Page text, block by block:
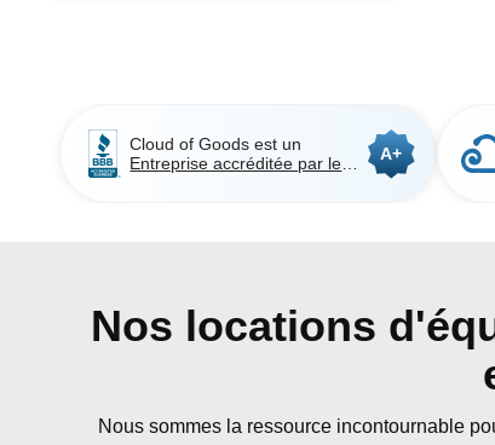
Cloud of Goods est un
Entreprise accréditée par le
A+
Nos locations
Nous sommes la ressource incontournable